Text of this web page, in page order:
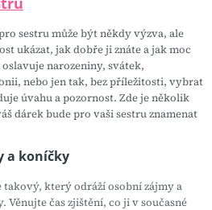
sestru může být někdy výzva, ale
ukázat, jak dobře ji znáte a jak moc
narozeniny, svátek,
nebo jen tak, bez příležitosti, vybrat
úvahu a pozornost. Zde je několik
dárek bude pro vaši sestru znamenat
a koníčky
takový, který odráží osobní zájmy a
Věnujte čas zjištění, co ji v současné